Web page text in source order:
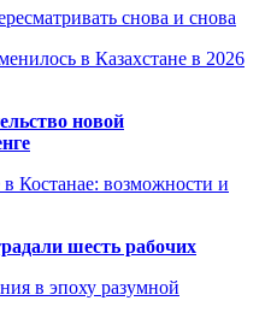
снова и снова
в Казахстане в 2026
новой
Костанае: возможности и
шесть рабочих
в эпоху разумной